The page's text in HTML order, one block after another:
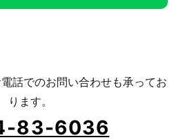
話でのお問い合わせも承ってお
ります。
83-6036